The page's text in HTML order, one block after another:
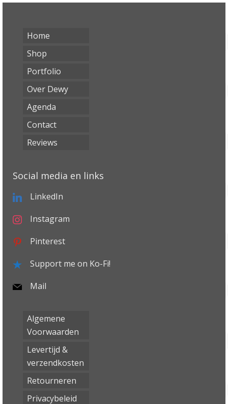
Home
Shop
Portfolio
Over Dewy
Agenda
Contact
Reviews
Social media en links
LinkedIn
Instagram
Pinterest
Support me on Ko-Fi!
Mail
Algemene
Voorwaarden
Levertijd &
verzendkosten
Retourneren
Privacybeleid